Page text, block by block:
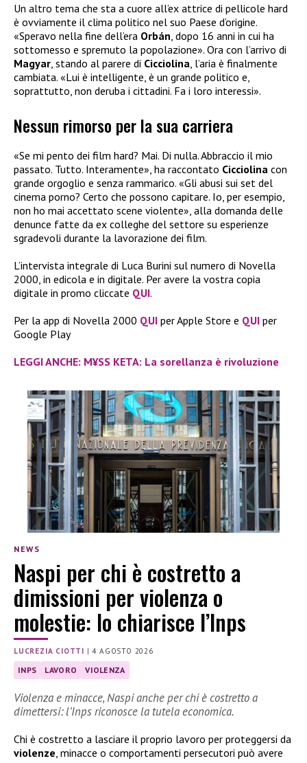
Un altro tema che sta a cuore all’ex attrice di pellicole hard
è ovviamente il clima politico nel suo Paese d’origine.
«Speravo nella fine dell’era Orbán , dopo 16 anni in cui ha
sottomesso e spremuto la popolazione». Ora con l’arrivo di
Magyar , stando al parere di Cicciolina , l’aria è finalmente
cambiata. «Lui è intelligente, è un grande politico e,
soprattutto, non deruba i cittadini. Fa i loro interessi».
Nessun rimorso per la sua carriera
«Se mi pento dei film hard? Mai. Di nulla. Abbraccio il mio
passato. Tutto. Interamente», ha raccontato Cicciolina con
grande orgoglio e senza rammarico. «Gli abusi sui set del
cinema porno? Certo che possono capitare. Io, per esempio,
non ho mai accettato scene violente», alla domanda delle
denunce fatte da ex colleghe del settore su esperienze
sgradevoli durante la lavorazione dei film.
L’intervista integrale di Luca Burini sul numero di Novella
2000, in edicola e in digitale. Per avere la vostra copia
digitale in promo cliccate QUI.
Per la app di Novella 2000 QUI per Apple Store e QUI per
Google Play
LEGGI ANCHE: M¥SS KETA: La sorellanza è rivoluzione
NEWS
Naspi per chi è costretto a
dimissioni per violenza o
molestie: lo chiarisce l’Inps
LUCREZIA CIOTTI |4 AGOSTO 2026
INPS LAVORO VIOLENZA
Violenza e minacce, Naspi anche per chi è costretto a
dimettersi: l’Inps riconosce la tutela economica.
Chi è costretto a lasciare il proprio lavoro per proteggersi da
violenze, minacce o comportamenti persecutori può avere